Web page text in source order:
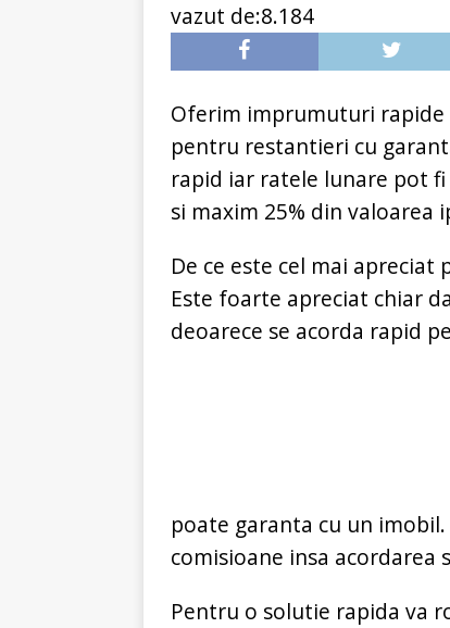
vazut de:8.184
Oferim imprumuturi
pentru restantieri cu
rapid iar ratele lunare pot fi
si maxim 25% din valoarea
De ce este cel mai apreciat
Este foarte apreciat chiar
deoarece se acorda rapid
poate garanta cu un
comisioane insa acordarea
Pentru o solutie rapida va